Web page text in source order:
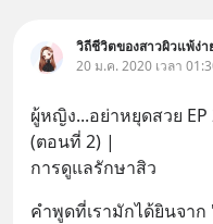
วิถีชีวิตของสาวผิวแพ้ง่า
20 ม.ค. 2020 เวลา
ผู้หญิง...อย่าหยุดสวย
(ตอนที่ 2) |
การดูแลรักษาสิว
คำพูดที่เรามักได้ยินจา